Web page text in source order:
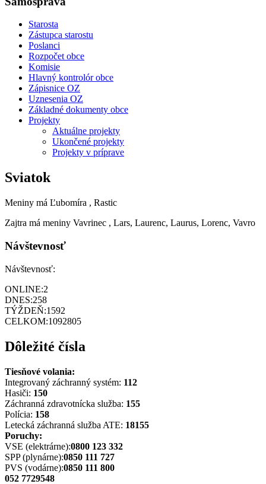
Starosta
Zástupca starostu
Poslanci
Rozpočet obce
Komisie
Hlavný kontrolór obce
Zápisnice OZ
Uznesenia OZ
Základné dokumenty obce
Projekty
Aktuálne projekty
Ukončené projekty
Projekty v príprave
Sviatok
Meniny má Ľubomíra , Rastic
Zajtra má meniny Vavrinec , Lars, Laurenc, Laurus, Lorenc, Vavro
Návštevnosť
Návštevnosť:
ONLINE:2
DNES:258
TÝŽDEŇ:1592
CELKOM:1092805
Dôležité čísla
Tiesňové volania:
Integrovaný záchranný systém: 112
Hasiči: 150
Záchranná zdravotnícka služba: 155
Polícia: 158
Letecká záchranná služba ATE: 18155
Poruchy:
VSE (elektrárne):0800 123 332
SPP (plynárne):0850 111 727
PVS (vodárne):0850 111 800
052 7729548